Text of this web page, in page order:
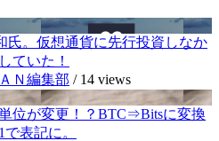
氏。仮想通貨に先行投資しなか
ていた！
Ｎ編集部 / 14 views
位が変更！？BTC⇒Bitsに変換
で表記に。